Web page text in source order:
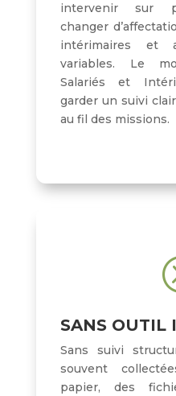
intervenir sur
changer
intérimaires et
variables. Le
Salariés et
garder un suivi
au fil des missions.
SANS OUTIL
Sans suivi
souvent
papier, des